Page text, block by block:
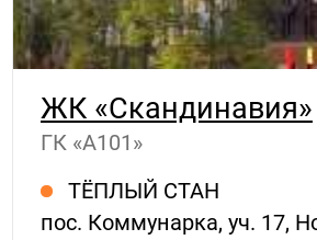
ЖК «Скандинавия»
ГК «А101»
ТЁПЛЫЙ СТАН
пос. Коммунарка, уч. 17,